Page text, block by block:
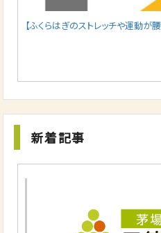
【ふくらはぎのストレッチや運動が
新着記事